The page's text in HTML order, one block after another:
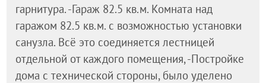
гарнитура. -Гараж 82.5 кв.м. Комната над
гаражом 82.5 кв.м. с возможностью установки
санузла. Всё это соединяется лестницей
отдельной от каждого помещения, -Постройке
дома с технической стороны, было уделено